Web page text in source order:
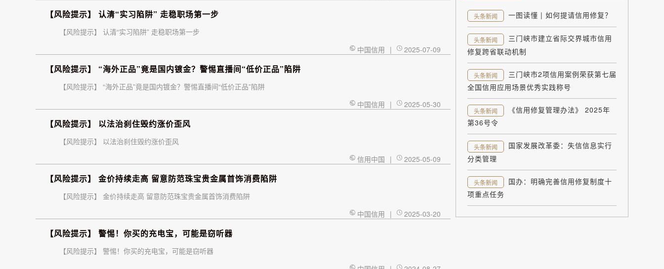
【风险提示】 认清“实习陷阱” 走稳职场第一步
【风险提示】 认清“实习陷阱” 走稳职场第一步
中国信用 | 2025-07-09
【风险提示】 “海外正品”竟是国内镀金？警惕直播间“低价正品”陷阱
【风险提示】 “海外正品”竟是国内镀金？警惕直播间“低价正品”陷阱
中国信用 | 2025-05-30
【风险提示】 以法治刹住毁约涨价歪风
【风险提示】 以法治刹住毁约涨价歪风
信用中国 | 2025-05-09
【风险提示】 金价持续走高 留意防范珠宝贵金属首饰消费陷阱
【风险提示】 金价持续走高 留意防范珠宝贵金属首饰消费陷阱
中国信用 | 2025-03-20
【风险提示】 警惕！你买的充电宝，可能是窃听器
【风险提示】 警惕！你买的充电宝，可能是窃听器
头条新闻 一图读懂 | 如何提请信用修复？
头条新闻
三门峡市建立省际交界城市信用
修复跨省联动机制
头条新闻
三门峡市2项信用案例荣获第七届
全国信用应用场景优秀实践称号
头条新闻
《信用修复管理办法》 2025年
第36号令
头条新闻
国家发展改革委：失信信息实行
分类管理
头条新闻
国办：明确完善信用修复制度十
项重点任务